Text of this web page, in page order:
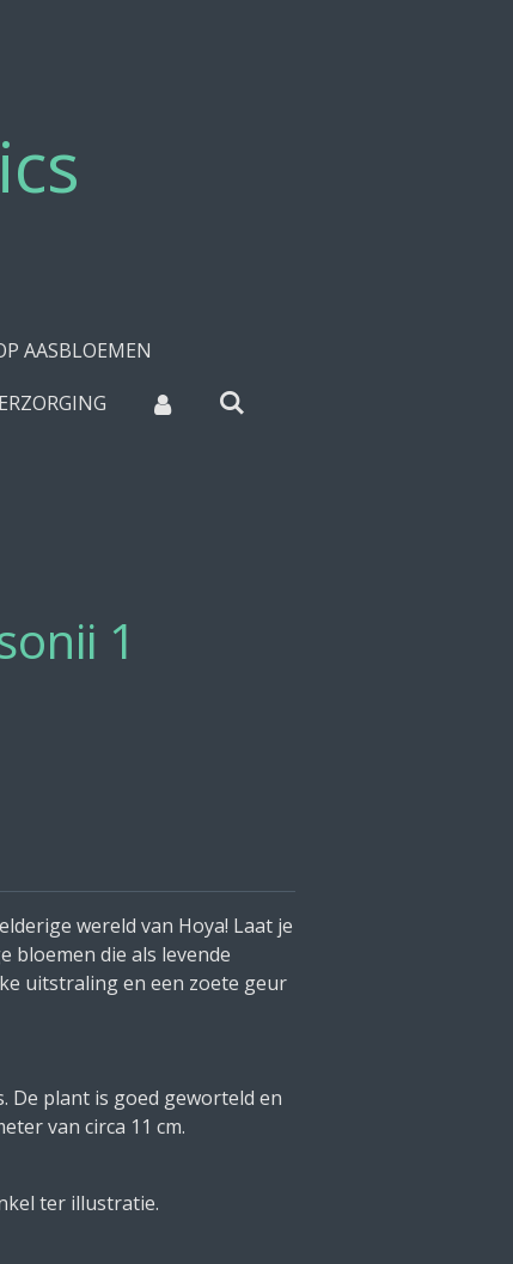
AASBLOEMEN
1
wereld van Hoya! Laat je
bloemen die als levende
uitstraling en een zoete geur
De plant is goed geworteld en
van circa 11 cm.
ter illustratie.